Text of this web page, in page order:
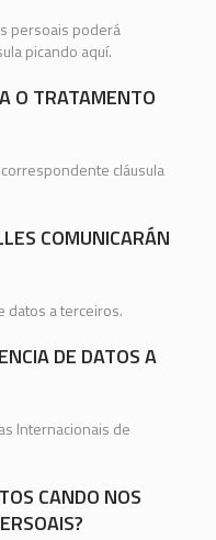
persoais poderá
picando aquí.
O TRATAMENTO
cláusula
COMUNICARÁN
datos a terceiros.
DE DATOS A
Internacionais de
CANDO NOS